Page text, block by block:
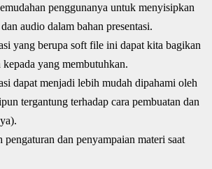
penggunanya untuk menyisipkan
audio dalam bahan presentasi.
yang berupa soft file ini dapat kita bagikan
kepada yang membutuhkan.
dapat menjadi lebih mudah dipahami oleh
tergantung terhadap cara pembuatan dan
pengaturan dan penyampaian materi saat